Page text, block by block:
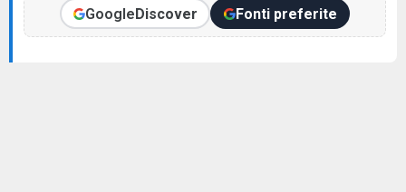
GoogleDiscover Fonti preferite